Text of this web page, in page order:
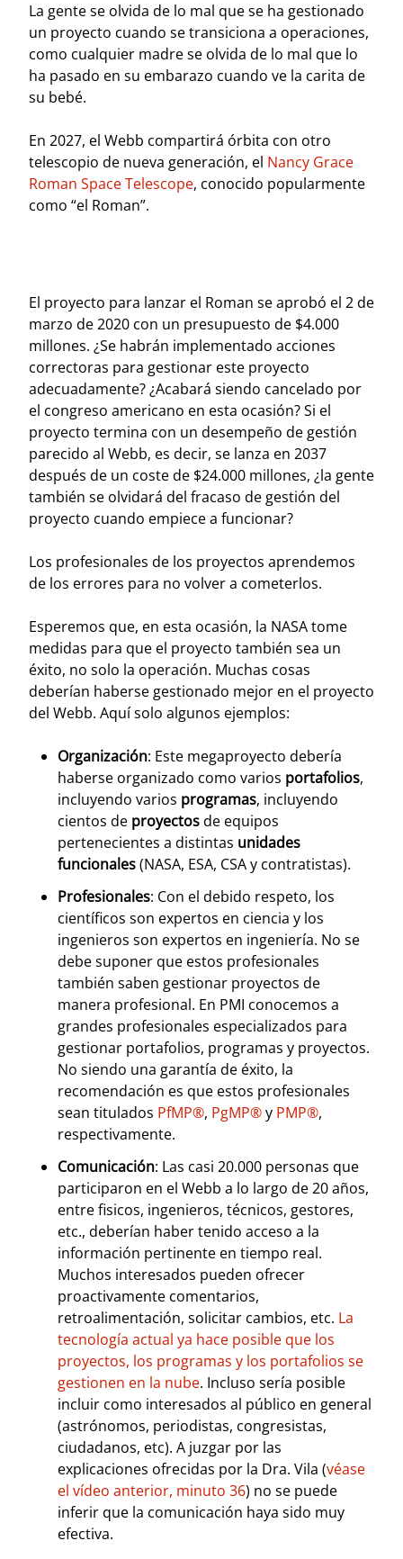
La gente se olvida de lo mal que se ha gestionado
un proyecto cuando se transiciona a operaciones,
como cualquier madre se olvida de lo mal que lo
ha pasado en su embarazo cuando ve la carita de
su bebé.
En 2027, el Webb compartirá órbita con otro
telescopio de nueva generación, el Nancy Grace
Roman Space Telescope, conocido popularmente
como “el Roman”.
El proyecto para lanzar el Roman se aprobó el 2 de
marzo de 2020 con un presupuesto de $4.000
millones. ¿Se habrán implementado acciones
correctoras para gestionar este proyecto
adecuadamente? ¿Acabará siendo cancelado por
el congreso americano en esta ocasión? Si el
proyecto termina con un desempeño de gestión
parecido al Webb, es decir, se lanza en 2037
después de un coste de $24.000 millones, ¿la gente
también se olvidará del fracaso de gestión del
proyecto cuando empiece a funcionar?
Los profesionales de los proyectos aprendemos
de los errores para no volver a cometerlos.
Esperemos que, en esta ocasión, la NASA tome
medidas para que el proyecto también sea un
éxito, no solo la operación. Muchas cosas
deberían haberse gestionado mejor en el proyecto
del Webb. Aquí solo algunos ejemplos:
Organización: Este megaproyecto debería
haberse organizado como varios portafolios,
incluyendo varios programas, incluyendo
cientos de proyectosde equipos
pertenecientes a distintas unidades
funcionales(NASA, ESA, CSA y contratistas).
Profesionales: Con el debido respeto, los
científicos son expertos en ciencia y los
ingenieros son expertos en ingeniería. No se
debe suponer que estos profesionales
también saben gestionar proyectos de
manera profesional. En PMI conocemos a
grandes profesionales especializados para
gestionar portafolios, programas y proyectos.
No siendo una garantía de éxito, la
recomendación es que estos profesionales
sean titulados PfMP®, PgMP®y PMP®,
respectivamente.
Comunicación: Las casi 20.000 personas que
participaron en el Webb a lo largo de 20 años,
entre fisicos, ingenieros, técnicos, gestores,
etc., deberían haber tenido acceso a la
información pertinente en tiempo real.
Muchos interesados pueden ofrecer
proactivamente comentarios,
retroalimentación, solicitar cambios, etc. La
tecnología actual ya hace posible que los
proyectos, los programas y los portafolios se
gestionen en la nube. Incluso sería posible
incluir como interesados al público en general
(astrónomos, periodistas, congresistas,
ciudadanos, etc). A juzgar por las
explicaciones ofrecidas por la Dra. Vila (véase
el vídeo anterior, minuto 36) no se puede
inferir que la comunicación haya sido muy
efectiva.